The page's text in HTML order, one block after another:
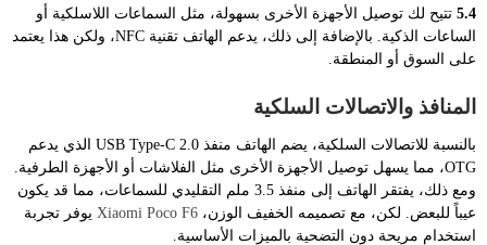
5.4 تتيح لك توصيل الأجهزة الأخرى بسهولة، مثل السماعات اللاسلكية أو
الساعات الذكية. بالإضافة إلى ذلك، يدعم الهاتف تقنية NFC، ولكن هذا يعتمد
على السوق أو المنطقة.
المنافذ والاتصالات السلكية
بالنسبة للاتصالات السلكية، يضم الهاتف منفذ USB Type-C 2.0 الذي يدعم
OTG، مما يسهل توصيل الأجهزة الأخرى مثل الفلاشات أو الأجهزة الطرفية.
ومع ذلك، يفتقر الهاتف إلى منفذ 3.5 ملم التقليدي للسماعات، مما قد يكون
عيباً للبعض. لكن، مع تصميمه الخفيف الوزن، Xiaomi Poco F6 يوفر تجربة
استخدام مريحة دون التضحية بالميزات الأساسية.